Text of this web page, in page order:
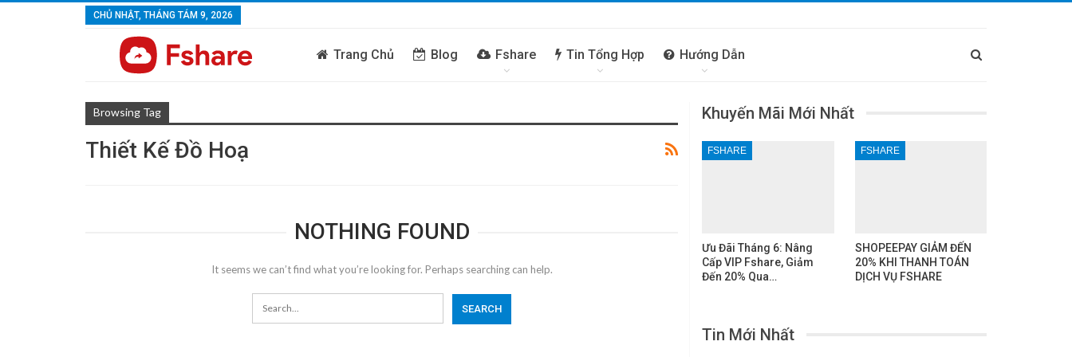
CHỦ NHẬT, THÁNG TÁM 9, 2026
Trang Chủ Blog Fshare Tin Tổng Hợp Hướng Dẫn
Browsing Tag
Thiết Kế Đồ Hoạ
NOTHING FOUND
It seems we can’t find what you’re looking for. Perhaps searching can help.
Khuyến Mãi Mới Nhất
FSHARE
Ưu Đãi Tháng 6: Nâng
Cấp VIP Fshare, Giảm
Đến 20% Qua…
FSHARE
SHOPEEPAY GIẢM ĐẾN
20% KHI THANH TOÁN
DỊCH VỤ FSHARE
Tin Mới Nhất